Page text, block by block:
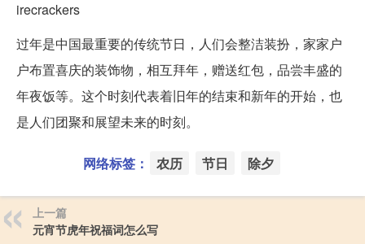
irecrackers
过年是中国最重要的传统节日，人们会整洁装扮，家家户
户布置喜庆的装饰物，相互拜年，赠送红包，品尝丰盛的
年夜饭等。这个时刻代表着旧年的结束和新年的开始，也
是人们团聚和展望未来的时刻。
网络标签： 农历 节日 除夕
上一篇
元宵节虎年祝福词怎么写